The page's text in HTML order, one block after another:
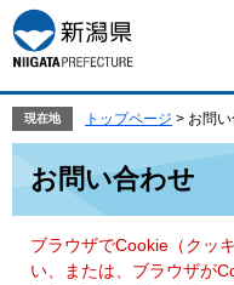
ー
ジ
の
頭
す。
ニ
ュ
ー
飛
て
現在地 トップページ > お問
お問い合わせ
ブラウザでCookie（クッ
い、または、ブラウザが